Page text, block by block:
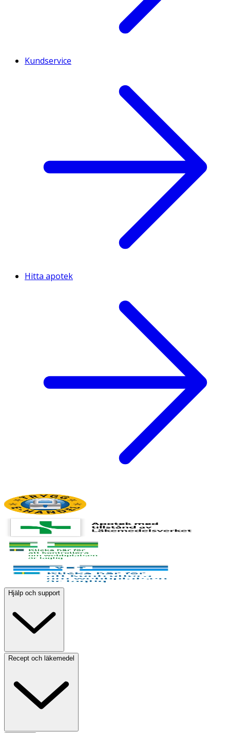
Kundservice
Hitta apotek
Hjälp och support
Recept och läkemedel